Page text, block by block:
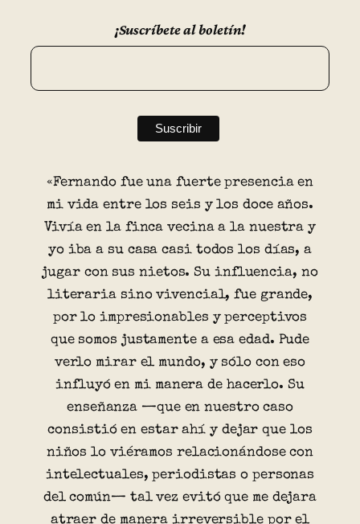
¡Suscríbete al boletín!
«Fernando fue una fuerte presencia en
mi vida entre los seis y los doce años.
Vivía en la finca vecina a la nuestra y
yo iba a su casa casi todos los días, a
jugar con sus nietos. Su influencia, no
literaria sino vivencial, fue grande,
por lo impresionables y perceptivos
que somos justamente a esa edad. Pude
verlo mirar el mundo, y sólo con eso
influyó en mi manera de hacerlo. Su
enseñanza —que en nuestro caso
consistió en estar ahí y dejar que los
niños lo viéramos relacionándose con
intelectuales, periodistas o personas
del común— tal vez evitó que me dejara
atraer de manera irreversible por el